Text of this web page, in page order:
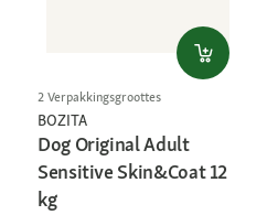
2 Verpakkingsgroottes
BOZITA
Dog Original Adult
Sensitive Skin&Coat 12
kg